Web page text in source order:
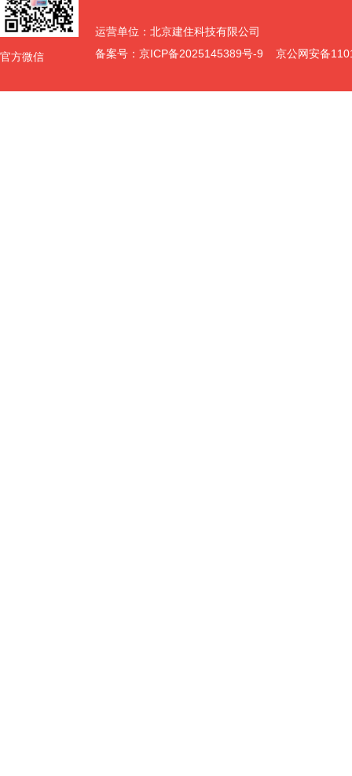
官方微信
运营单位：北京建住科技有限公司
备案号： 京ICP备2025145389号-9 京公网安备